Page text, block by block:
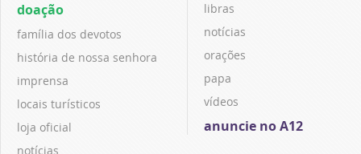
doação
família dos devotos
história de nossa senhora
imprensa
locais turísticos
loja oficial
notícias
libras
notícias
orações
papa
vídeos
anuncie no A12